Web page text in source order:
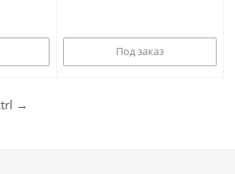
Под заказ
→